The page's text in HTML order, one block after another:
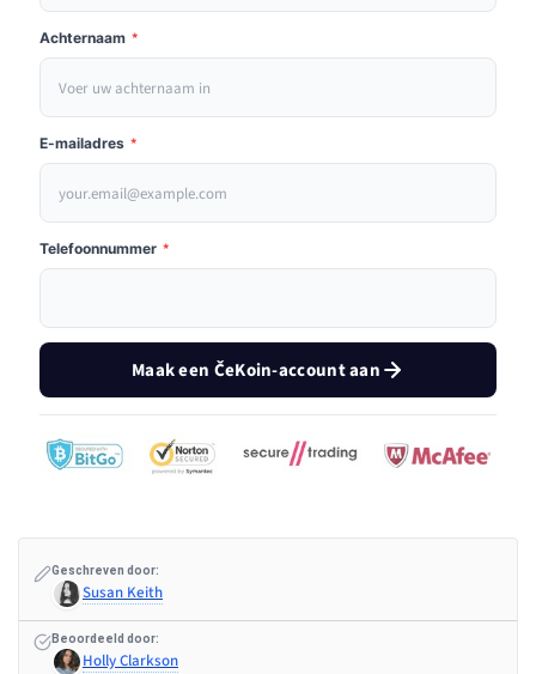
Achternaam *
E-mailadres *
Telefoonnummer *
Maak een ČeKoin-account aan
Geschreven door:
Susan Keith
Beoordeeld door:
Holly Clarkson